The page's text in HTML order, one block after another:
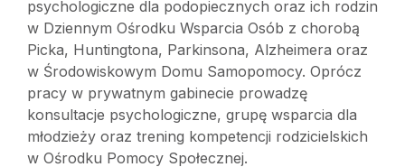
psychologiczne dla podopiecznych oraz ich rodzin
w Dziennym Ośrodku Wsparcia Osób z chorobą
Picka, Huntingtona, Parkinsona, Alzheimera oraz
w Środowiskowym Domu Samopomocy. Oprócz
pracy w prywatnym gabinecie prowadzę
konsultacje psychologiczne, grupę wsparcia dla
młodzieży oraz trening kompetencji rodzicielskich
w Ośrodku Pomocy Społecznej.